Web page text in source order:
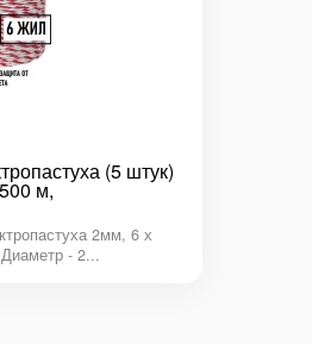
(5 штук)
м,
2мм, 6 х
- 2...